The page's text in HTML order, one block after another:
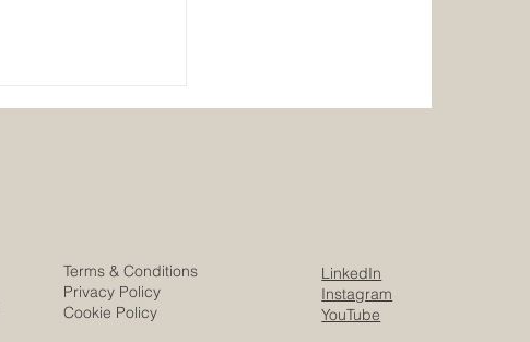
Terms & Conditions
Privacy Policy
Cookie Policy
LinkedIn
Instagram
YouTube